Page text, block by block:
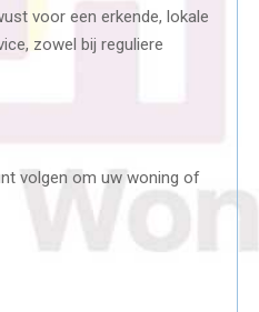
voor een erkende, lokale
zowel bij reguliere
volgen om uw woning of